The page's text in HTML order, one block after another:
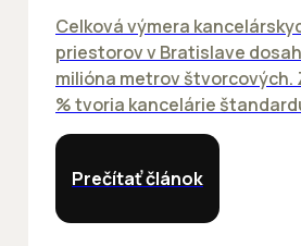
Celková výmera
priestorov v Bratislave
milióna metrov štvorcových.
% tvoria kancelárie
Prečítať článok